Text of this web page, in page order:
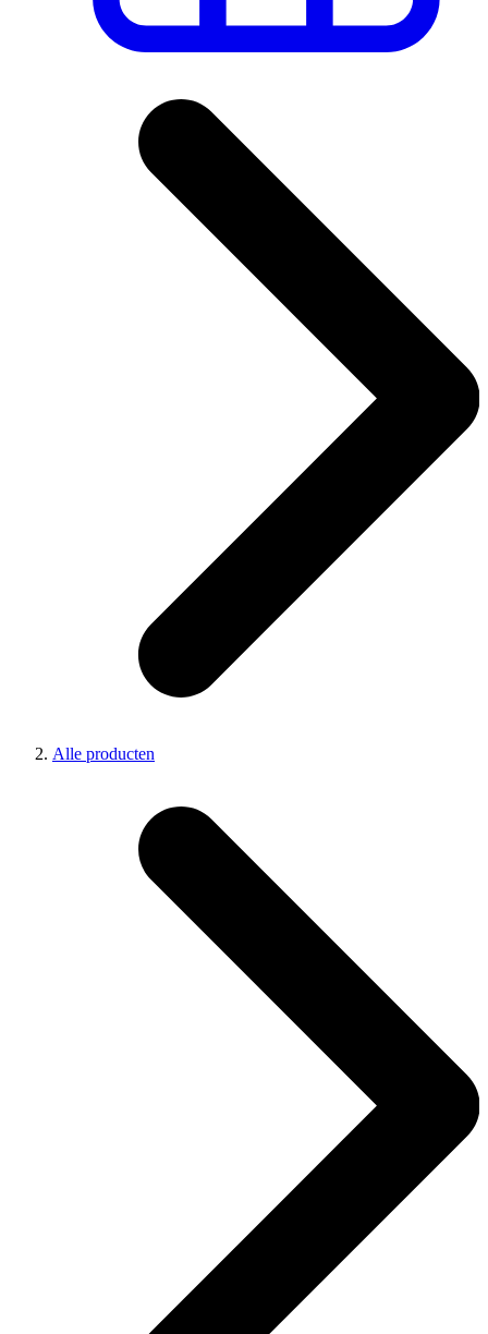
Alle producten